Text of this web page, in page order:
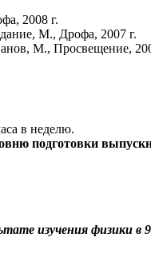
2008 г.
М., Дрофа, 2007 г.
М., Просвещение,
в неделю.
подготовки
изучения физики в